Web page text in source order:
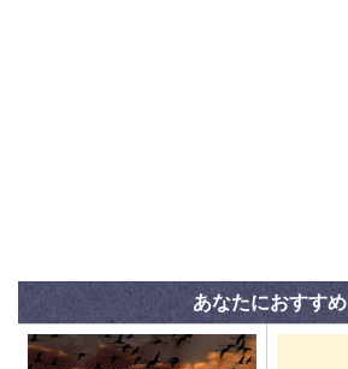
あなたにおすすめ